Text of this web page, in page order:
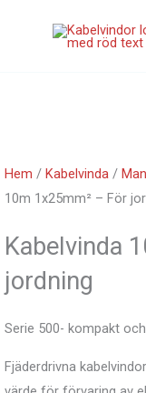
Hem / Kabelvinda /
10m 1x25mm² – För
Kabelvinda
jordning
Serie 500- kompakt
Fjäderdrivna